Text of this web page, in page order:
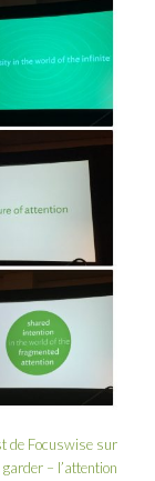
de Focuswise sur
– l’attention